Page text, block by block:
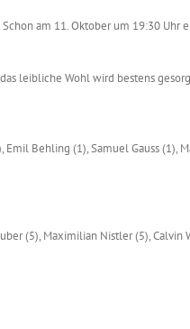
am 11. Oktober um 19:30
leibliche Wohl wird bestens
Behling (1), Samuel Gauss
(5), Maximilian Nistler (5),